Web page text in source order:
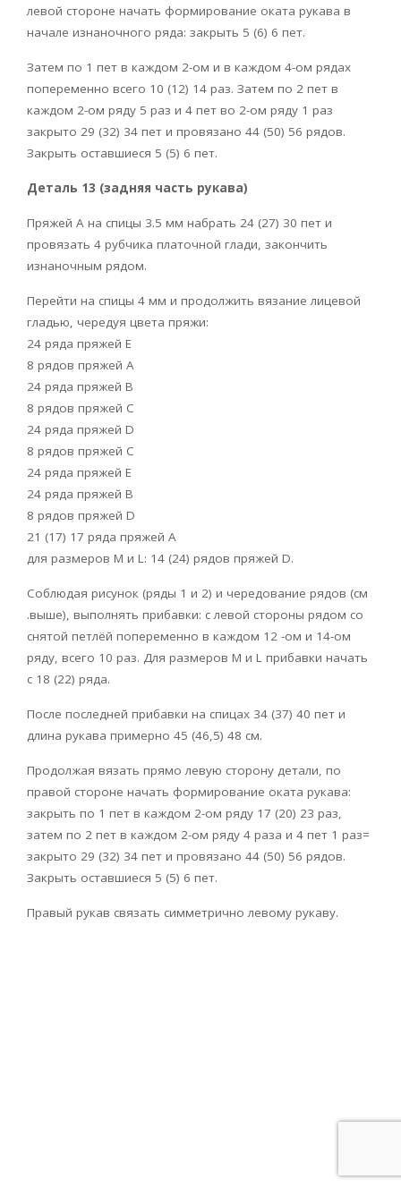
левой стороне начать формирование оката рукава в
начале изнаночного ряда: закрыть 5 (6) 6 пет.
Затем по 1 пет в каждом 2-ом и в каждом 4-ом рядах
попеременно всего 10 (12) 14 раз. Затем по 2 пет в
каждом 2-ом ряду 5 раз и 4 пет во 2-ом ряду 1 раз
закрыто 29 (32) 34 пет и провязано 44 (50) 56 рядов.
Закрыть оставшиеся 5 (5) 6 пет.
Деталь 13 (задняя часть рукава)
Пряжей А на спицы 3.5 мм набрать 24 (27) 30 пет и
провязать 4 рубчика платочной глади, закончить
изнаночным рядом.
Перейти на спицы 4 мм и продолжить вязание лицевой
гладью, чередуя цвета пряжи:
24 ряда пряжей Е
8 рядов пряжей А
24 ряда пряжей В
8 рядов пряжей С
24 ряда пряжей D
8 рядов пряжей С
24 ряда пряжей Е
24 ряда пряжей B
8 рядов пряжей D
21 (17) 17 ряда пряжей А
для размеров М и L: 14 (24) рядов пряжей D.
Соблюдая рисунок (ряды 1 и 2) и чередование рядов (см
.выше), выполнять прибавки: с левой стороны рядом со
снятой петлёй попеременно в каждом 12 -ом и 14-ом
ряду, всего 10 раз. Для размеров М и L прибавки начать
с 18 (22) ряда.
После последней прибавки на спицах 34 (37) 40 пет и
длина рукава примерно 45 (46,5) 48 см.
Продолжая вязать прямо левую сторону детали, по
правой стороне начать формирование оката рукава:
закрыть по 1 пет в каждом 2-ом ряду 17 (20) 23 раз,
затем по 2 пет в каждом 2-ом ряду 4 раза и 4 пет 1 раз=
закрыто 29 (32) 34 пет и провязано 44 (50) 56 рядов.
Закрыть оставшиеся 5 (5) 6 пет.
Правый рукав связать симметрично левому рукаву.